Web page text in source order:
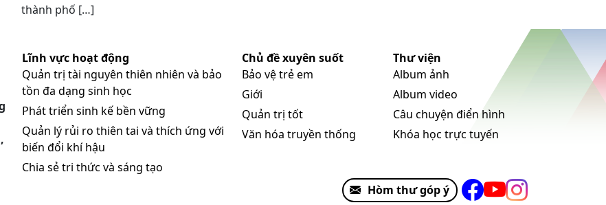
thành phố […]
Lĩnh vực hoạt động
Quản trị tài nguyên thiên nhiên và bảo
tồn đa dạng sinh học
Phát triển sinh kế bền vững
Quản lý rủi ro thiên tai và thích ứng với
biến đổi khí hậu
Chia sẻ tri thức và sáng tạo
Chủ đề xuyên suốt
Bảo vệ trẻ em
Giới
Quản trị tốt
Văn hóa truyền thống
Thư viện
Album ảnh
Album video
Câu chuyện điển hình
Khóa học trực tuyến
Hòm thư góp ý